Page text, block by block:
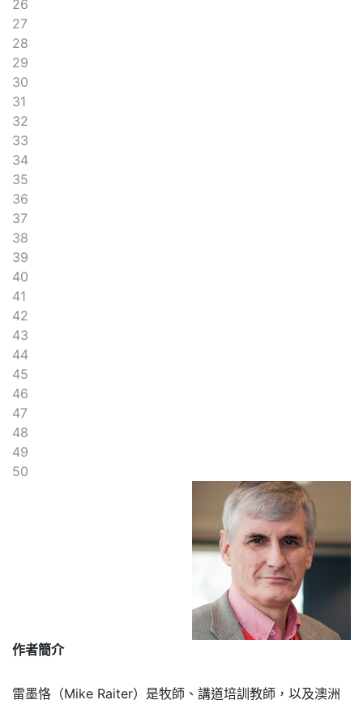
26
27
28
29
30
31
32
33
34
35
36
37
38
39
40
41
42
43
44
45
46
47
48
49
50
作者簡介
雷墨恪（Mike Raiter）是牧師、講道培訓教師，以及澳洲